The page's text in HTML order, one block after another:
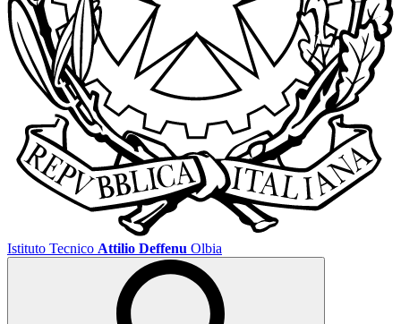
Istituto Tecnico Attilio Deffenu Olbia